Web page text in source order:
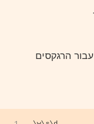
הרגקסים